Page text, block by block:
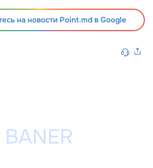
на новости Point.md в Google